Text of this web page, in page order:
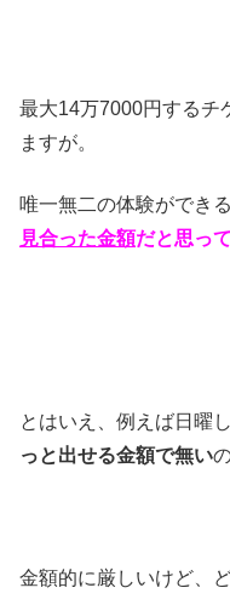
最大14万7000円するチ
ますが。
唯一無二の体験ができ
見合った金額だと思っ
とはいえ、例えば日曜
っと出せる金額で無い
金額的に厳しいけど、